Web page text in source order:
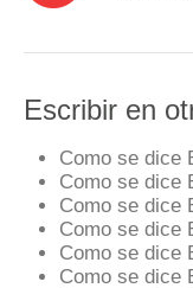
Escribir en
Como se dice
Como se dice
Como se dice
Como se dice
Como se dice
Como se dice